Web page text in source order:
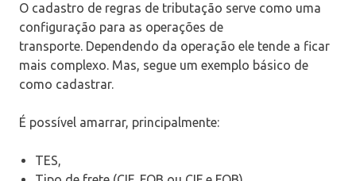
O cadastro de regras de tributação serve como uma
configuração para as operações de
transporte. Dependendo da operação ele tende a ficar
mais complexo. Mas, segue um exemplo básico de
como cadastrar.
É possível amarrar, principalmente:
TES,